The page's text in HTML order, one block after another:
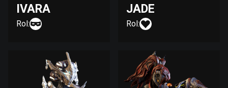
IVARA
Rol:
JADE
Rol: